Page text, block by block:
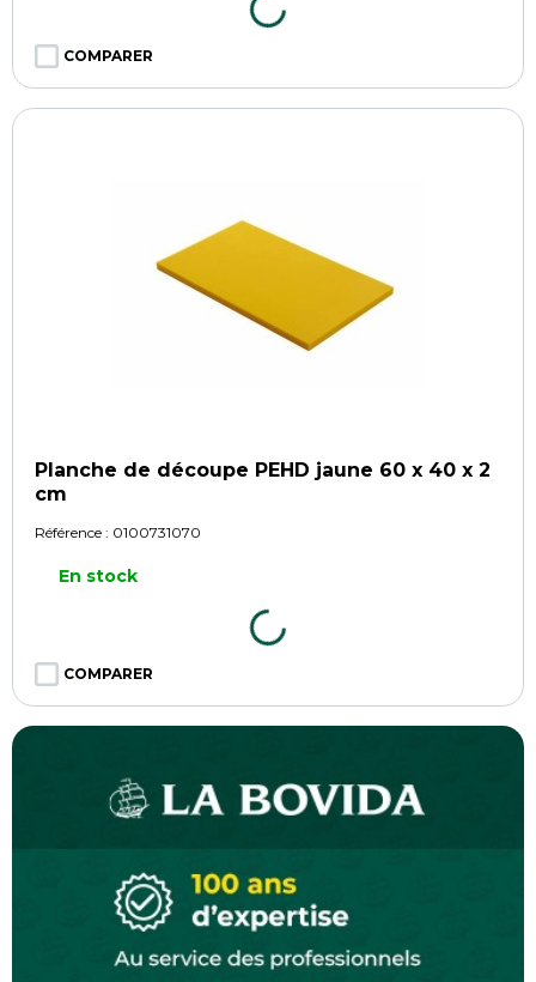
COMPARER
Planche de découpe PEHD jaune 60 x 40 x 2
cm
Référence : 0100731070
En stock
COMPARER